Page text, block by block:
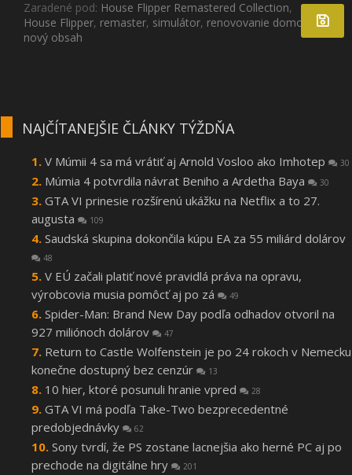
Zaradené pod: House Flipper Remastered Collection,
House Flipper, remaster, simulátor, renovovanie domov DLC
nový obsah
NAJČÍTANEJŠIE ČLÁNKY TÝŽDŇA
V Múmii 4 sa má vrátiť aj Arnold Vosloo ako Imhotep 30
Múmia 4 potvrdila návrat Beniho a Ardetha Baya 30
GTA VI prinesie rozšírenú ukážku na Netflix a to 27.
augusta
109
Saudská skupina dokončila kúpu EA za 55 miliárd dolárov
48
V EÚ začali platiť nové pravidlá práva na opravu,
výrobcovia musia pomôcť aj po zá
49
Spider-Man: Brand New Day podľa odhadov otvoril na
927 miliónoch dolárov
47
Return to Castle Wolfenstein je po 24 rokoch v Nemecku
konečne dostupný bez cenzúr
13
10 hier, ktoré posunuli hranie vpred 28
GTA VI má podľa Take-Two bezprecedentné
predobjednávky
62
Sony tvrdí, že PS zostane lacnejšia ako herné PC aj po
prechode na digitálne hry
201